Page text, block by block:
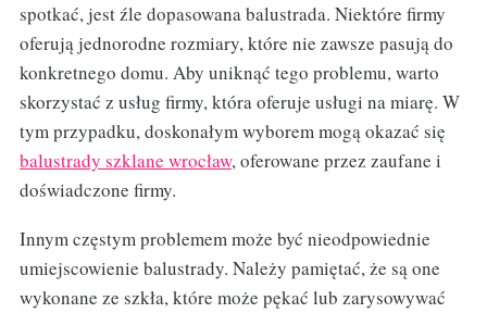
spotkać, jest źle dopasowana balustrada. Niektóre firmy
oferują jednorodne rozmiary, które nie zawsze pasują do
konkretnego domu. Aby uniknąć tego problemu, warto
skorzystać z usług firmy, która oferuje usługi na miarę. W
tym przypadku, doskonałym wyborem mogą okazać się
balustrady szklane wrocław, oferowane przez zaufane i
doświadczone firmy.
Innym częstym problemem może być nieodpowiednie
umiejscowienie balustrady. Należy pamiętać, że są one
wykonane ze szkła, które może pękać lub zarysowywać